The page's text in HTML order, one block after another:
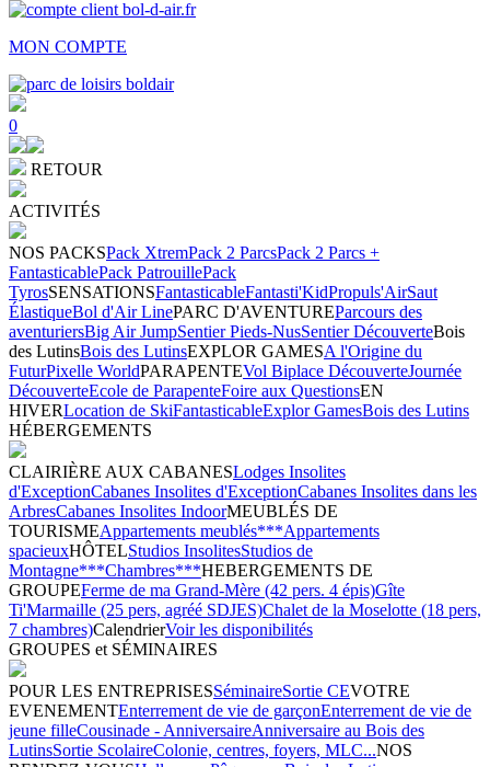
MON COMPTE
0
RETOUR
ACTIVITÉS
NOS PACKSPack XtremPack 2 ParcsPack 2 Parcs +
FantasticablePack PatrouillePack
TyrosSENSATIONSFantasticableFantasti'KidPropuls'AirSaut
ÉlastiqueBol d'Air LinePARC D'AVENTUREParcours des
aventuriersBig Air JumpSentier Pieds-NusSentier DécouverteBois
des LutinsBois des LutinsEXPLOR GAMESA l'Origine du
FuturPixelle WorldPARAPENTEVol Biplace DécouverteJournée
DécouverteEcole de ParapenteFoire aux QuestionsEN
HIVERLocation de SkiFantasticableExplor GamesBois des Lutins
HÉBERGEMENTS
CLAIRIÈRE AUX CABANESLodges Insolites
d'ExceptionCabanes Insolites d'ExceptionCabanes Insolites dans les
ArbresCabanes Insolites IndoorMEUBLÉS DE
TOURISMEAppartements meublés***Appartements
spacieuxHÔTELStudios InsolitesStudios de
Montagne***Chambres***HEBERGEMENTS DE
GROUPEFerme de ma Grand-Mère (42 pers. 4 épis)Gîte
Ti'Marmaille (25 pers, agréé SDJES)Chalet de la Moselotte (18 pers,
7 chambres)CalendrierVoir les disponibilités
GROUPES et SÉMINAIRES
POUR LES ENTREPRISESSéminaireSortie CEVOTRE
EVENEMENTEnterrement de vie de garçonEnterrement de vie de
jeune filleCousinade - AnniversaireAnniversaire au Bois des
LutinsSortie ScolaireColonie, centres, foyers, MLC...NOS